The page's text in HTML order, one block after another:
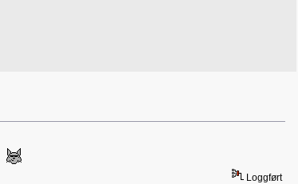
Loggført